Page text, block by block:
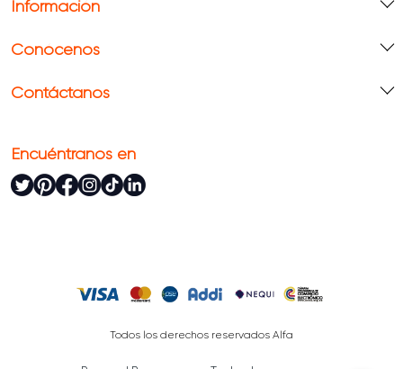
Información
Conócenos
Contáctanos
Encuéntranos en
Todos los derechos reservados Alfa